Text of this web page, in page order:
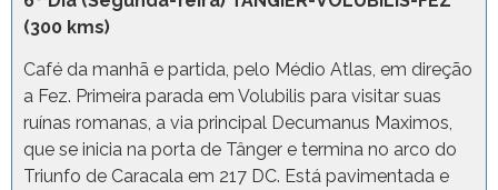
(300 kms)
Café da manhã e partida, pelo Médio Atlas, em direção
a Fez. Primeira parada em Volubilis para visitar suas
ruínas romanas, a via principal Decumanus Maximos,
que se inicia na porta de Tânger e termina no arco do
Triunfo de Caracala em 217 DC. Está pavimentada e